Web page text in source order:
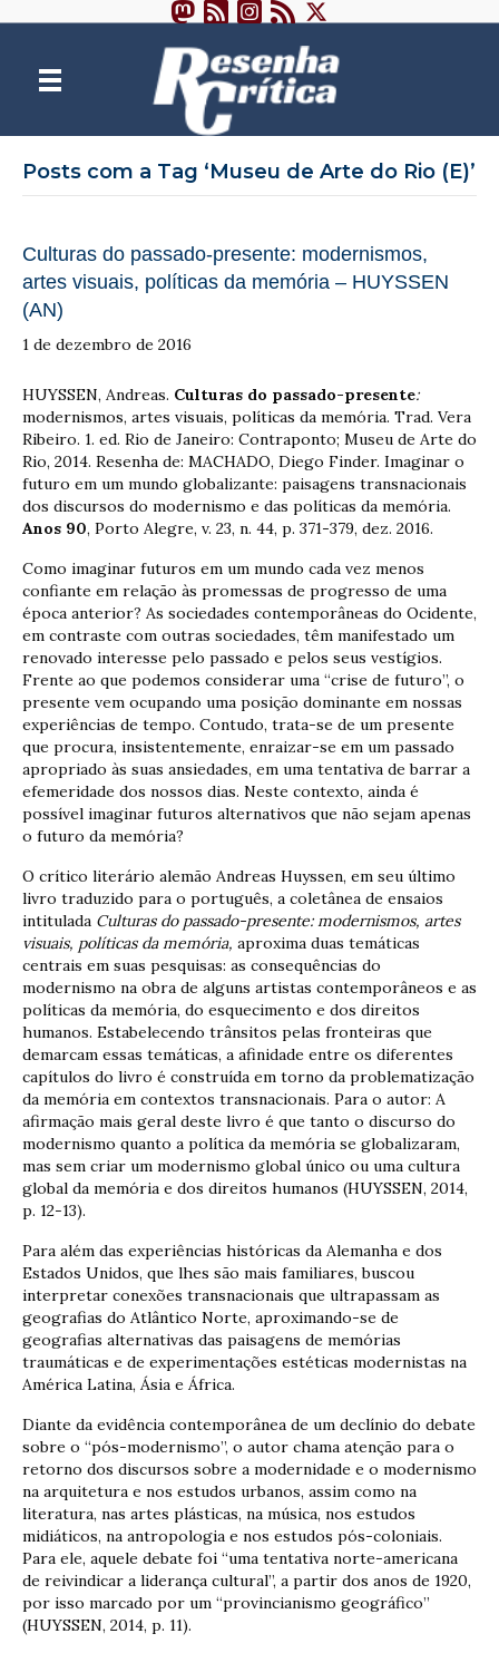
Posts com a Tag ‘Museu de Arte do Rio (E)’
Culturas do passado-presente: modernismos,
artes visuais, políticas da memória – HUYSSEN
(AN)
1 de dezembro de 2016
HUYSSEN, Andreas. Culturas do passado-presente:
modernismos, artes visuais, políticas da memória. Trad. Vera
Ribeiro. 1. ed. Rio de Janeiro: Contraponto; Museu de Arte do
Rio, 2014. Resenha de: MACHADO, Diego Finder. Imaginar o
futuro em um mundo globalizante: paisagens transnacionais
dos discursos do modernismo e das políticas da memória.
Anos 90, Porto Alegre, v. 23, n. 44, p. 371-379, dez. 2016.
Como imaginar futuros em um mundo cada vez menos
confiante em relação às promessas de progresso de uma
época anterior? As sociedades contemporâneas do Ocidente,
em contraste com outras sociedades, têm manifestado um
renovado interesse pelo passado e pelos seus vestígios.
Frente ao que podemos considerar uma “crise de futuro”, o
presente vem ocupando uma posição dominante em nossas
experiências de tempo. Contudo, trata-se de um presente
que procura, insistentemente, enraizar-se em um passado
apropriado às suas ansiedades, em uma tentativa de barrar a
efemeridade dos nossos dias. Neste contexto, ainda é
possível imaginar futuros alternativos que não sejam apenas
o futuro da memória?
O crítico literário alemão Andreas Huyssen, em seu último
livro traduzido para o português, a coletânea de ensaios
intitulada Culturas do passado-presente: modernismos, artes
visuais, políticas da memória, aproxima duas temáticas
centrais em suas pesquisas: as consequências do
modernismo na obra de alguns artistas contemporâneos e as
políticas da memória, do esquecimento e dos direitos
humanos. Estabelecendo trânsitos pelas fronteiras que
demarcam essas temáticas, a afinidade entre os diferentes
capítulos do livro é construída em torno da problematização
da memória em contextos transnacionais. Para o autor: A
afirmação mais geral deste livro é que tanto o discurso do
modernismo quanto a política da memória se globalizaram,
mas sem criar um modernismo global único ou uma cultura
global da memória e dos direitos humanos (HUYSSEN, 2014,
p. 12-13).
Para além das experiências históricas da Alemanha e dos
Estados Unidos, que lhes são mais familiares, buscou
interpretar conexões transnacionais que ultrapassam as
geografias do Atlântico Norte, aproximando-se de
geografias alternativas das paisagens de memórias
traumáticas e de experimentações estéticas modernistas na
América Latina, Ásia e África.
Diante da evidência contemporânea de um declínio do debate
sobre o “pós-modernismo”, o autor chama atenção para o
retorno dos discursos sobre a modernidade e o modernismo
na arquitetura e nos estudos urbanos, assim como na
literatura, nas artes plásticas, na música, nos estudos
midiáticos, na antropologia e nos estudos pós-coloniais.
Para ele, aquele debate foi “uma tentativa norte-americana
de reivindicar a liderança cultural”, a partir dos anos de 1920,
por isso marcado por um “provincianismo geográfico”
(HUYSSEN, 2014, p. 11).